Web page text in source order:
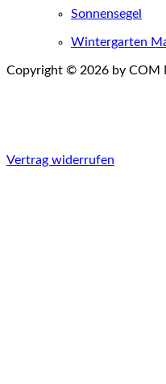
Sonnensegel
Wintergarten
Copyright © 2026 by COM
Vertrag widerrufen